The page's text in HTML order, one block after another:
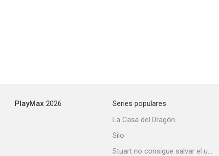
PlayMax 2026
Series populares
La Casa del Dragón
Silo
Stuart no consigue salvar el universo